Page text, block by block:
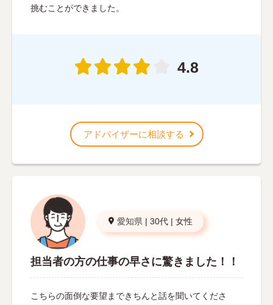
挑むことができました。
4.8
アドバイザーに相談する
愛知県 | 30代 | 女性
担当者の方の仕事の早さに驚きました！！
こちらの面倒な要望まできちんと話を聞いてくださ